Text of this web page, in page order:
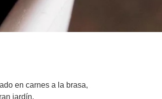
en carnes a la brasa,
jardín.